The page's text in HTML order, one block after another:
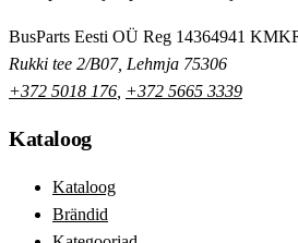
BusParts Eesti OÜ Reg 14364941
Rukki tee 2/B07, Lehmja 75306
+372 5018 176 +372 5665 3339
Kataloog
Kataloog
Brändid